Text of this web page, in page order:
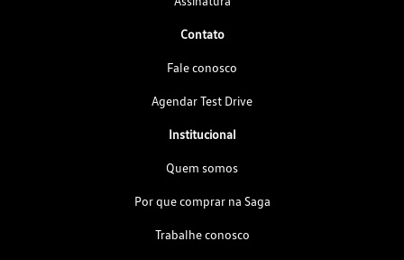
Contato
Fale conosco
Agendar Test Drive
Institucional
Quem somos
Por que comprar na Saga
Trabalhe conosco